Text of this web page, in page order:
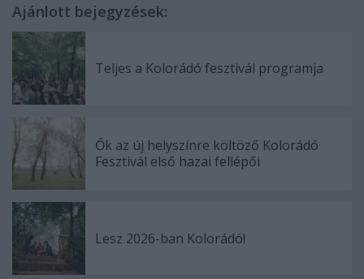
Ajánlott bejegyzések:
Teljes a Kolorádó fesztivál programja
Ők az új helyszínre költöző Kolorádó
Fesztivál első hazai fellépői
Lesz 2026-ban Kolorádó!